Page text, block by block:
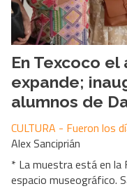
En Texcoco
expande;
alumnos de
Alex Sanciprián
CULTURA - Fueron los
* La muestra está en la
espacio museográfico.